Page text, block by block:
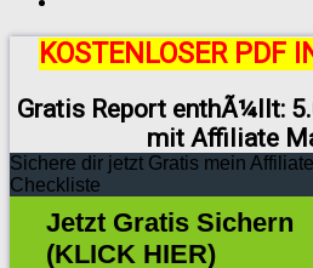
KOSTENLOSER PDF
Gratis Report enthÃ¼llt:
mit Affiliate
Sichere dir jetzt Gratis mein
Checkliste
Jetzt Gratis Sichern
(KLICK HIER)